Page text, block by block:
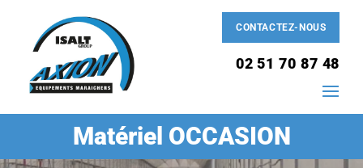
CONTACTEZ-NOUS
02 51 70 87 48
Matériel OCCASION